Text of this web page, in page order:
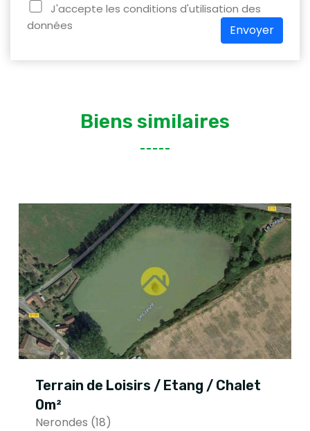
J'accepte les conditions d'utilisation des
données
Envoyer
Biens similaires
Terrain de Loisirs / Etang / Chalet
0m²
Nerondes (18)